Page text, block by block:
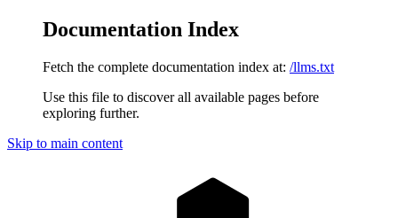
Documentation Index
Fetch the complete documentation index at: /llms.txt
Use this file to discover all available pages before
exploring further.
Skip to main content